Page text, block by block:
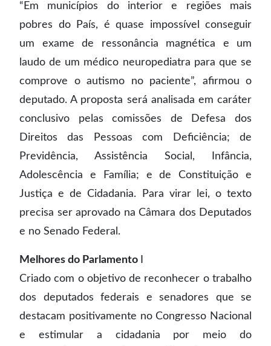
“Em municípios do interior e regiões mais
pobres do País, é quase impossível conseguir
um exame de ressonância magnética e um
laudo de um médico neuropediatra para que se
comprove o autismo no paciente”, afirmou o
deputado. A proposta será analisada em caráter
conclusivo pelas comissões de Defesa dos
Direitos das Pessoas com Deficiência; de
Previdência, Assistência Social, Infância,
Adolescência e Família; e de Constituição e
Justiça e de Cidadania. Para virar lei, o texto
precisa ser aprovado na Câmara dos Deputados
e no Senado Federal.
Melhores do Parlamento
Criado com o objetivo de reconhecer o trabalho
dos deputados federais e senadores que se
destacam positivamente no Congresso Nacional
e estimular a cidadania por meio do